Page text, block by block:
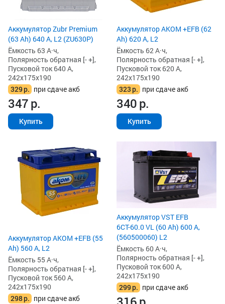
Аккумулятор Zubr Premium
(63 Ah) 640 А, L2 (ZU630P)
Ёмкость 63 А·ч,
Полярность обратная [- +],
Пусковой ток 640 А,
242x175x190
329р. при сдаче акб
347р.
Купить
Аккумулятор AKOM +EFB (62
Ah) 620 А, L2
Ёмкость 62 А·ч,
Полярность обратная [- +],
Пусковой ток 620 А,
242x175x190
323р. при сдаче акб
340р.
Купить
Аккумулятор AKOM +EFB (55
Ah) 560 А, L2
Ёмкость 55 А·ч,
Полярность обратная [- +],
Пусковой ток 560 А,
242x175x190
298р. при сдаче акб
Аккумулятор VST EFB
6СТ-60.0 VL (60 Ah) 600 А,
(560500060) L2
Ёмкость 60 А·ч,
Полярность обратная [- +],
Пусковой ток 600 А,
242x175x190
299р. при сдаче акб